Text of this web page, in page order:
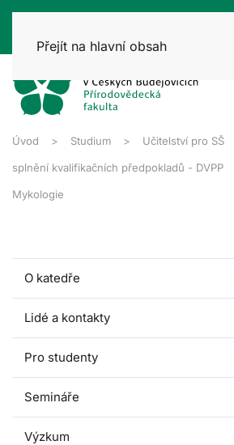
Přejít na hlavní obsah
Úvod Studium Učitelství pro SŠ
splnění kvalifikačních předpokladů - DVPP
Mykologie
O katedře
Lidé a kontakty
Pro studenty
Semináře
Výzkum